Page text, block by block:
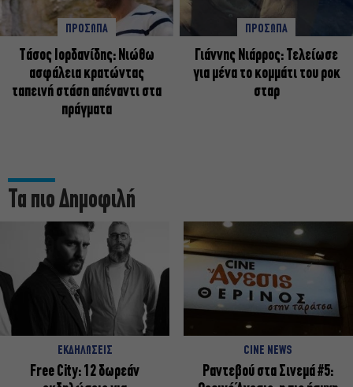
ΠΡΟΣΩΠΑ
Tάσος Ιορδανίδης: Νιώθω
ασφάλεια κρατώντας
ταπεινή στάση απέναντι στα
πράγματα
ΠΡΟΣΩΠΑ
Γιάννης Νιάρρος: Τελείωσε
για μένα το κομμάτι του ροκ
σταρ
Τα πιο Δημοφιλή
ΕΚΔΗΛΩΣΕΙΣ
Free City: 12 δωρεάν
CINE NEWS
Ραντεβού στα Σινεμά #5: